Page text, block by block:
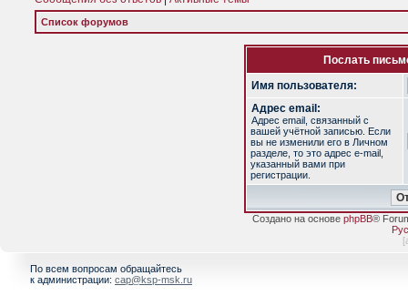
Список форумов
Послать
Имя пользователя:
Адрес email:
Адрес email, связанный с
вашей учётной записью. Если
вы не изменили его в Личном
разделе, то это адрес e-mail,
указанный вами при
регистрации.
Создано на основе phpBB®
[
По всем вопросам обращайтесь
к администрации: cap@ksp-msk.ru